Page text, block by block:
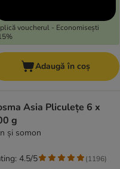
voucherul - Economisești
Adaugă în coș
Asia Pliculețe 6 x
g
și somon
4.5/5 (1196)